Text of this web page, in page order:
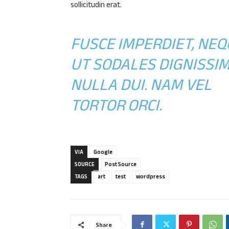
sollicitudin erat.
FUSCE IMPERDIET,
UT SODALES
NULLA DUI. NAM VEL
TORTOR ORCI.
VIA
Google
SOURCE
Post Source
TAGS
art test wordpress
Share